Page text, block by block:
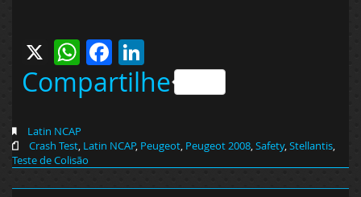
X WhatsApp
Facebook
Compartilhe
Latin NCAP
Crash Test, Latin NCAP, Peugeot, Peugeot 2008,Safety,Stellantis,
Teste de Colisão